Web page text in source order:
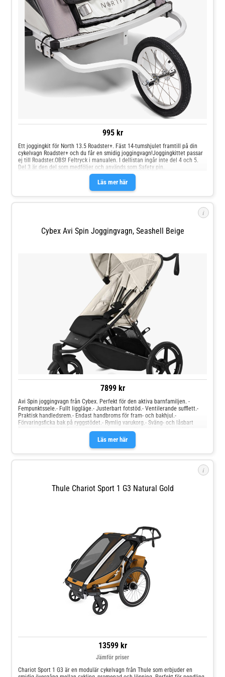
995 kr
Läs mer här
Ett joggingkit för North 13.5 Roadster+. Fäst 14-tumshjulet framtill på din
cykelvagn Roadster+ och du får en smidig joggingvagn!Joggingkittet passar
ej till Roadster.OBS! Feltryck i manualen. I dellistan ingår inte del 4 och 5.
Del 3 är den del som medföljer och används som Safety pin.
i
Cybex Avi Spin Joggingvagn, Seashell Beige
7899 kr
Läs mer här
Avi Spin joggingvagn från Cybex. Perfekt för den aktiva barnfamiljen. -
Fempunktssele.- Fullt liggläge.- Justerbart fotstöd.- Ventilerande sufflett.-
Praktisk handledsrem.- Endast handbroms för fram- och bakhjul.-
Förvaringsficka bak på ryggstödet.- Rymlig varukorg.- Sväng- och låsbart
framhjul.- Lufthjul.- Passar för alla typer av terräng.- Kompakt ihopfällning.-
Kompatibel med liggdel och babyskydd ( säljs separat ).- Maxvikt: 22 kg.-
Rekommenderad ålder: Från 6 månader.Vi på Jollyroom vet hur svårt det kan
vara att välja en barnvagn som passar just dig och ditt barns behov, och att
funktioner. För att underlätta detta viktiga val hänvisar vi gärna till vår guide
i
Thule Chariot Sport 1 G3 Natural Gold
13599 kr
Jämför priser
Chariot Sport 1 G3 är en modulär cykelvagn från Thule som erbjuder en